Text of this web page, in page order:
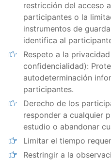
restricción del acceso
participantes o la
instrumentos de
identifica al
Respeto a la
confidencialidad):
autodeterminación
participantes.
Derecho de los
responder a cualquier
estudio o abandonar
Limitar el tiempo
Restringir a la